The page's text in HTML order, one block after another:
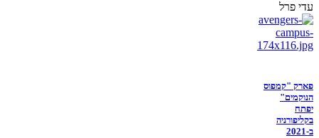
עדי פרל
פארק "קמפוס
הנוקמים"
יפתח
בקליפורניה
ב-2021